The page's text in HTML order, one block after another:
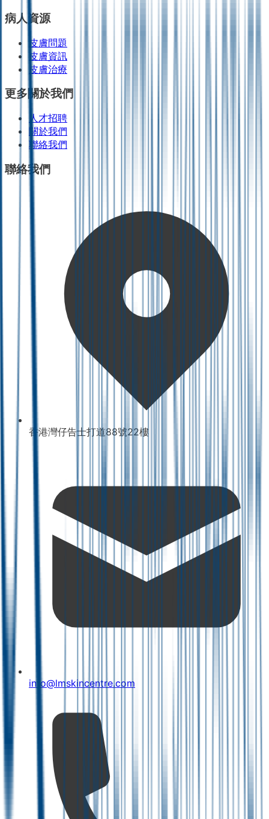
病人資源
皮膚問題
皮膚資訊
皮膚治療
更多關於我們
人才招聘
關於我們
聯絡我們
聯絡我們
香港灣仔告士打道88號22樓
info@lmskincentre.com